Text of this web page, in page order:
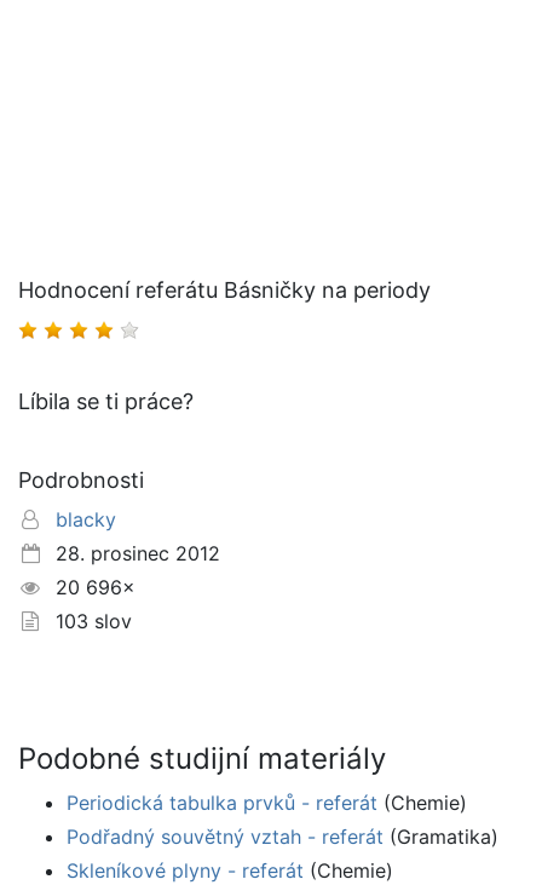
Hodnocení referátu Básničky na periody
Líbila se ti práce?
Podrobnosti
blacky
28. prosinec 2012
20 696×
103 slov
Podobné studijní materiály
Periodická tabulka prvků - referát (Chemie)
Podřadný souvětný vztah - referát (Gramatika)
Skleníkové plyny - referát (Chemie)